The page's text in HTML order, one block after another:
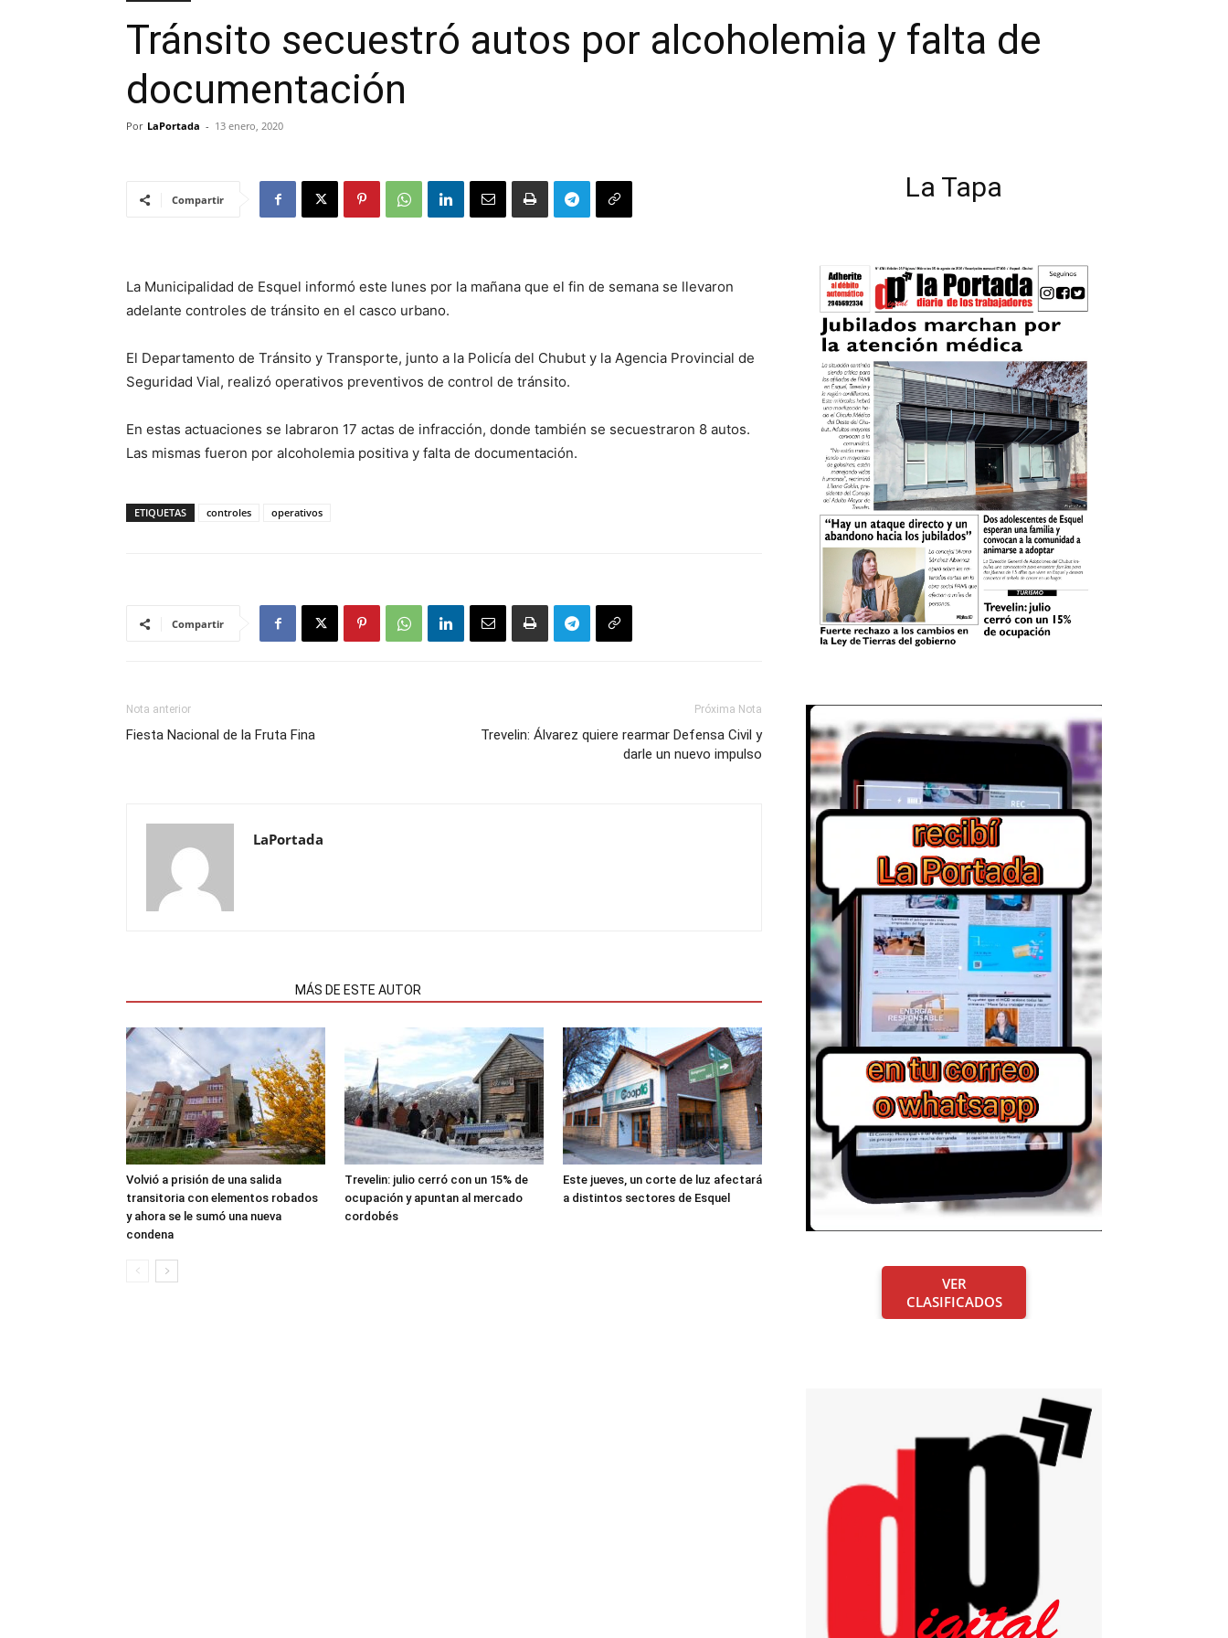
Tránsito secuestró autos por alcoholemia y falta de
documentación
Por LaPortada - 13 enero, 2020
Compartir
La Municipalidad de Esquel informó este lunes por la mañana que el fin de semana se llevaron
adelante controles de tránsito en el casco urbano.
El Departamento de Tránsito y Transporte, junto a la Policía del Chubut y la Agencia Provincial de
Seguridad Vial, realizó operativos preventivos de control de tránsito.
En estas actuaciones se labraron 17 actas de infracción, donde también se secuestraron 8 autos.
Las mismas fueron por alcoholemia positiva y falta de documentación.
ETIQUETAS controles operativos
Compartir
Nota anterior
Fiesta Nacional de la Fruta Fina
Próxima Nota
Trevelin: Álvarez quiere rearmar Defensa Civil y
darle un nuevo impulso
LaPortada
MÁS DE ESTE AUTOR
Volvió a prisión de una salida
transitoria con elementos robados
y ahora se le sumó una nueva
condena
Trevelin: julio cerró con un 15% de
ocupación y apuntan al mercado
cordobés
Este jueves, un corte de luz afectará
a distintos sectores de Esquel
La Tapa
VER
CLASIFICADOS